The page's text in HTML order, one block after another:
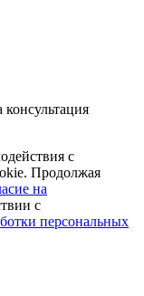
с
Продолжая
на
с
персональных